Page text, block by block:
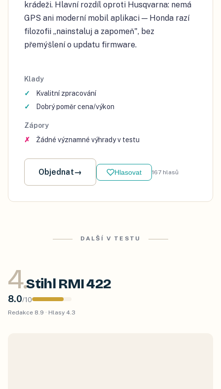
krádeži. Hlavní rozdíl oproti Husqvarna: nemá
GPS ani moderní mobil aplikaci — Honda razí
filozofii „nainstaluj a zapomeň", bez
přemýšlení o updatu firmware.
Klady
Kvalitní zpracování
Dobrý poměr cena/výkon
Zápory
Žádné významné výhrady v testu
Objednat→ Hlasovat 167 hlasů
DALŠÍ V TESTU
4.Stihl RMI 422
8.0/10
Redakce 8.9 · Hlasy 4.3